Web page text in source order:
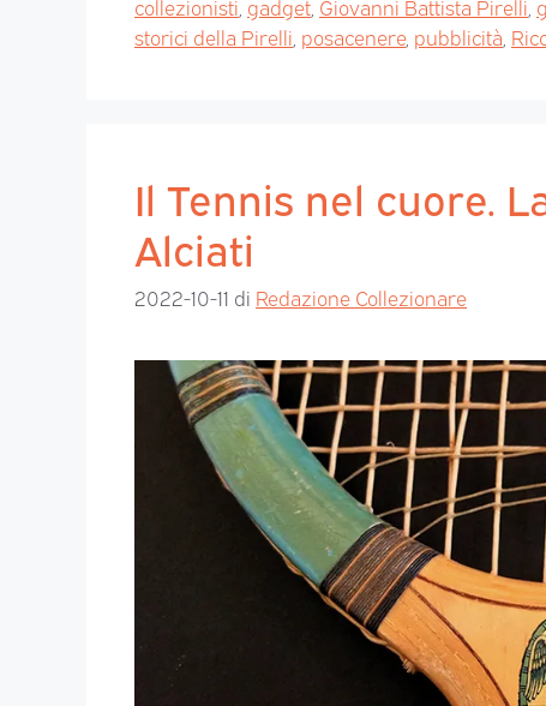
collezionisti gadget Giovanni Battista Pirelli
storici della Pirelli posacenere, pubblicità
Il Tennis nel cuore.
Alciati
2022-10-11 di Redazione Collezionare